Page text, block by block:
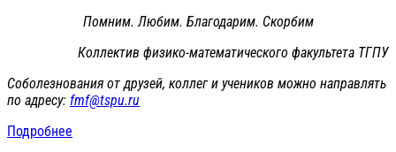
Помним. Любим. Благодарим. Скорбим
Коллектив физико-математического факультета ТГПУ
Соболезнования от друзей, коллег и учеников можно направлять
по адресу: fmf@tspu.ru
Подробнее